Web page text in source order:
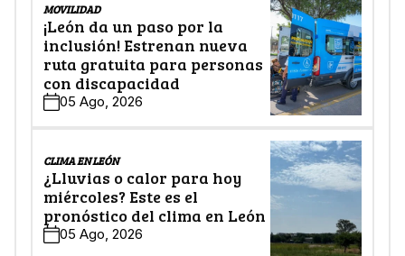
MOVILIDAD
¡León da un paso por la
inclusión! Estrenan nueva
ruta gratuita para personas
con discapacidad
05 Ago, 2026
CLIMA EN LEÓN
¿Lluvias o calor para hoy
miércoles? Este es el
pronóstico del clima en León
05 Ago, 2026